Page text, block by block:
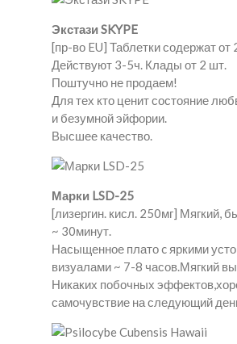
Экстази SKYPE
[пр-во EU] Таблетки содержат от
Действуют 3-5ч. Клады от 2 шт.
Поштучно не продаем!
Для тех кто ценит состояние
и безумной эйфории.
Высшее качество.
Марки LSD-25
[лизергин. кисл. 250мг] Мягкий,
~ 30минут.
Насыщенное плато c яркими
визуалами ~ 7-8 часов.Мягкий
Никаких побочных
самочувствие на следующий